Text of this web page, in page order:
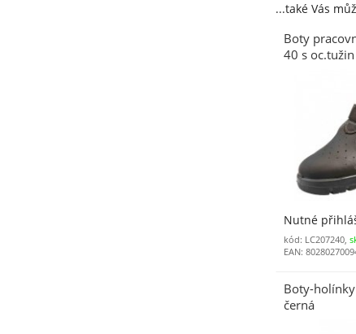
...také Vás
Boty
40 s oc.tužin
Nutné
kód: LC207240,
EAN:
Boty-holínky
černá